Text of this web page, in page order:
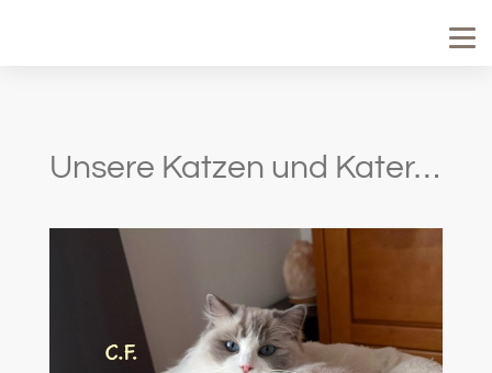
Unsere Katzen und Kater…